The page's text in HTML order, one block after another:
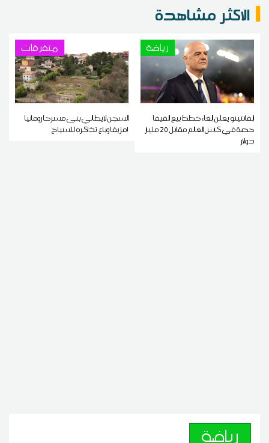
الاكثر مشاهدة
رياضة
إنفانتينو يعلن إلغاء خطط بيع الفيفا
حصة في كأس العالم مقابل 20 مليار
دولار
متفرقات
السجن لإيطالي بنى مسرحا رومانيا
مزيفا وباع تذاكره للسياح!
رياضة